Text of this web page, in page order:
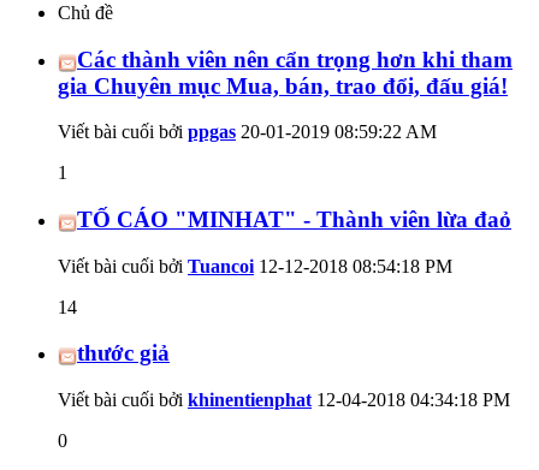
Chủ đề
Các thành viên nên cẩn trọng hơn khi tham
gia Chuyên mục Mua, bán, trao đổi, đấu giá!
Viết bài cuối bởi ppgas 20-01-2019 08:59:22 AM
1
TỐ CÁO "MINHAT" - Thành viên lừa đaỏ
Viết bài cuối bởi Tuancoi 12-12-2018 08:54:18 PM
14
thước giả
Viết bài cuối bởi khinentienphat 12-04-2018 04:34:18 PM
0